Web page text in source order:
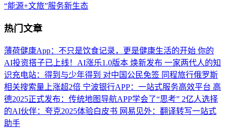
“能源+文旅”服务新生态
热门文章
薄荷健康App：不只是饮食记录，更是健康生活的开始 你的
AI投资搭子已上线！AI涨乐1.0版本 焕新发布 一家两代人的知
识充电站：得到与少年得到 对中国公民免签 同程旅行俄罗斯
相关搜索量上涨超2倍 宁波银行APP：一站式服务高效平台 高
德2025正式发布：传统地图导航APP学会了“思考” 2亿人选择
的AI伙伴：夸克2025体验白皮书 网易见外：翻译转写一站式
助手